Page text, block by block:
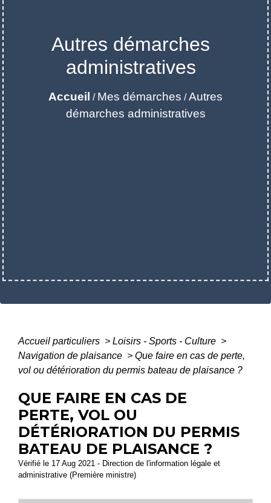
Autres démarches
administratives
Accueil / Mes démarches /Autres
démarches administratives
Accueil particuliers > Loisirs - Sports - Culture >
Navigation de plaisance > Que faire en cas de perte,
vol ou détérioration du permis bateau de plaisance ?
QUE FAIRE EN CAS DE
PERTE, VOL OU
DÉTÉRIORATION DU PERMIS
BATEAU DE PLAISANCE ?
Vérifié le 17 Aug 2021 - Direction de l'information légale et
administrative (Première ministre)